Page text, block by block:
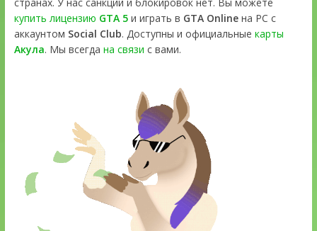
странах. У нас санкций и блокировок нет. Вы можете
купить лицензию GTA 5и играть в GTA Onlineна PC с
аккаунтом Social Club. Доступны и официальные карты
Акула. Мы всегда на связи с вами.